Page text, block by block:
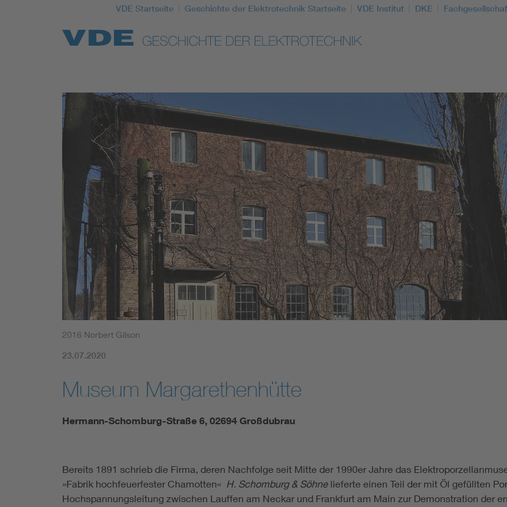
VDE Startseite Geschichte der Elektrotechnik Startseite VDE Institut DKE
Top Themen
Weitere Themen
2016 Norbert Gilson
23.07.2020
Museum Margarethenhütte
Hermann-Schomburg-Straße 6, 02694 Großdubrau
Bereits 1891 schrieb die Firma, deren Nachfolge seit Mitte der 1990er Jahre das
»Fabrik hochfeuerfester Chamotten« H. Schomburg & Söhnelieferte einen Teil der mit Öl gefüllten
Hochspannungsleitung zwischen Lauffen am Neckar und Frankfurt am Main zur Demonstration der